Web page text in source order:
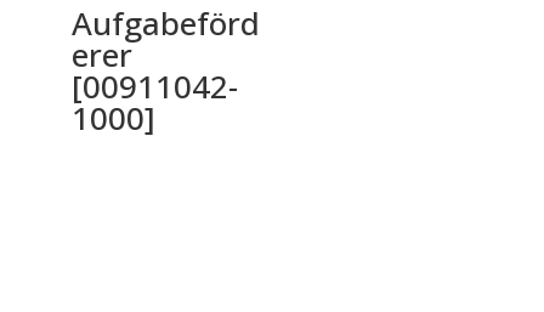
Aufgabeförd
erer
[00911042-
1000]